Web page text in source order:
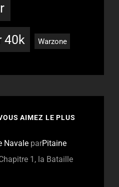
40k Warzone
AIMEZ LE PLUS
Navale parPitaine
1, la Bataille